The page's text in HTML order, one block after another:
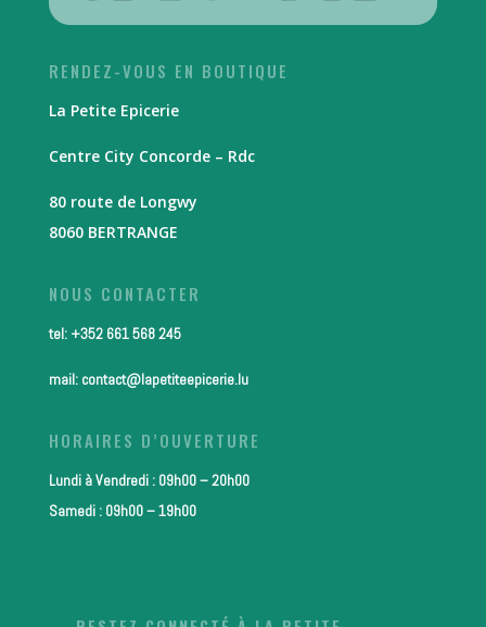
RENDEZ-VOUS EN BOUTIQUE
La Petite Epicerie
Centre City Concorde – Rdc
80 route de Longwy
8060 BERTRANGE
NOUS CONTACTER
tel: +352 661 568 245
mail: contact@lapetiteepicerie.lu
HORAIRES D’OUVERTURE
Lundi à Vendredi : 09h00 – 20h00
Samedi : 09h00 – 19h00